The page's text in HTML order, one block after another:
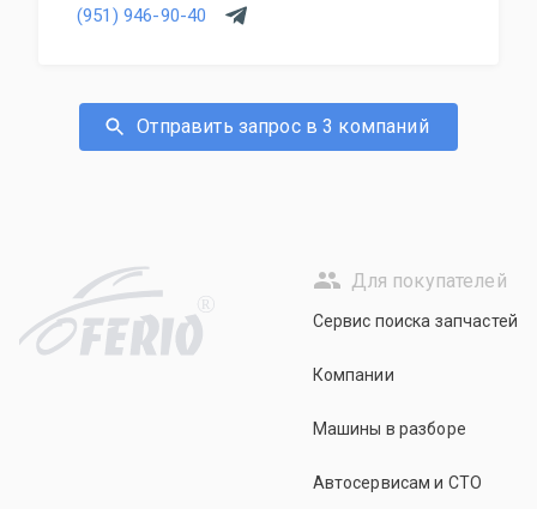
(951) 946-90-40
Отправить запрос в 3 компаний
R
Для покупателей
Сервис поиска запчастей
Компании
Машины в разборе
Автосервисам и СТО